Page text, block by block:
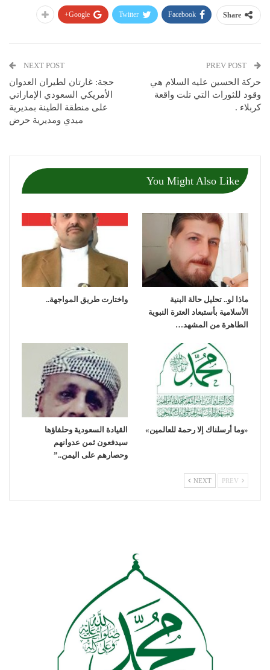
Share
Facebook
Twitter
Google+
حركة الحسين عليه السلام هي
وقود للثورات التي تلت واقعة
كربلاء .
NEXT POST
حجة: غارتان لطيران العدوان
الأمريكي السعودي الإماراتي
على منطقة الطينة بمديرية
ميدي ومديرية حرض
You Might Also Like
ماذا لو.. تحليل حالة البنية
الأسلامية بأستبعاد العترة النبوية
الطاهرة من المشهد…
واختارت طريق المواجهة..
«وما أرسلناك إلا رحمة للعالمين»
القيادة السعودية وحلفاؤها
سيدفعون ثمن عدوانهم
وحصارهم على اليمن..”
NEXT